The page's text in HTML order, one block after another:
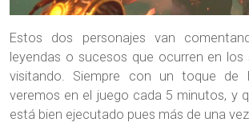
Estos dos personajes van
leyendas o sucesos que ocurren en
visitando. Siempre con un toque de
veremos en el juego cada 5 minutos, y
está bien ejecutado pues más de una